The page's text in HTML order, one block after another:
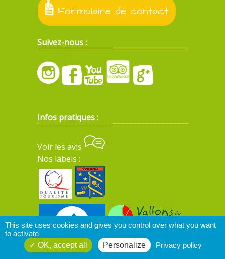
Formulaire de contact
Suivez-nous :
Infos pratiques :
Voir les avis
Nos labels :
This site uses cookies and gives you control over what you want
to activate
OK, accept all
Personalize Privacy policy